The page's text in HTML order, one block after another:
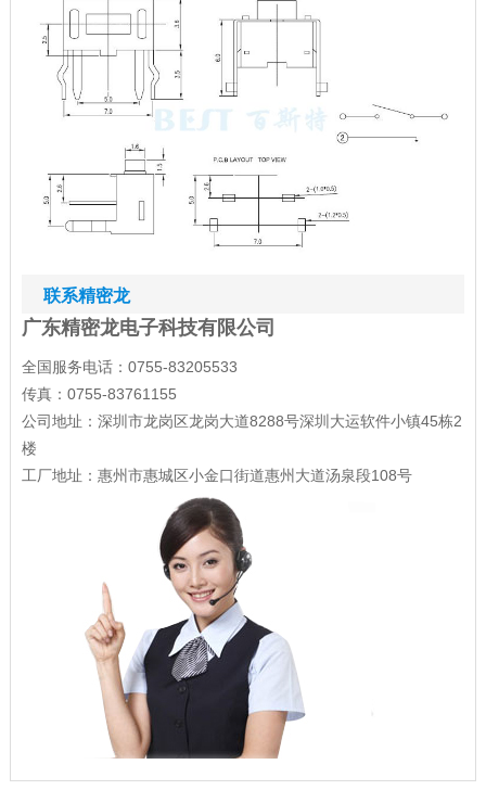
联系精密龙
广东精密龙电子科技有限公司
全国服务电话：0755-83205533
传真：0755-83761155
公司地址：深圳市龙岗区龙岗大道8288号深圳大运软件小镇45栋2
楼
工厂地址：惠州市惠城区小金口街道惠州大道汤泉段108号